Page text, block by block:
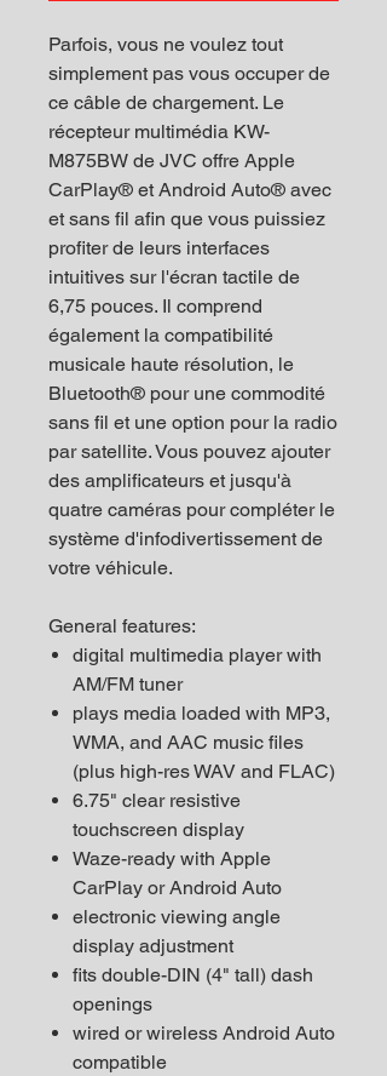
Parfois, vous ne voulez tout
simplement pas vous occuper de
ce câble de chargement. Le
récepteur multimédia KW-
M875BW de JVC offre Apple
CarPlay® et Android Auto® avec
et sans fil afin que vous puissiez
profiter de leurs interfaces
intuitives sur l'écran tactile de
6,75 pouces. Il comprend
également la compatibilité
musicale haute résolution, le
Bluetooth® pour une commodité
sans fil et une option pour la radio
par satellite. Vous pouvez ajouter
des amplificateurs et jusqu'à
quatre caméras pour compléter le
système d'infodivertissement de
votre véhicule.
General features:
digital multimedia player with
AM/FM tuner
plays media loaded with MP3,
WMA, and AAC music files
(plus high-res WAV and FLAC)
6.75" clear resistive
touchscreen display
Waze-ready with Apple
CarPlay or Android Auto
electronic viewing angle
display adjustment
fits double-DIN (4" tall) dash
openings
wired or wireless Android Auto
compatible